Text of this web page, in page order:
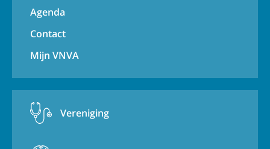
Agenda
Contact
Mijn VNVA
Vereniging